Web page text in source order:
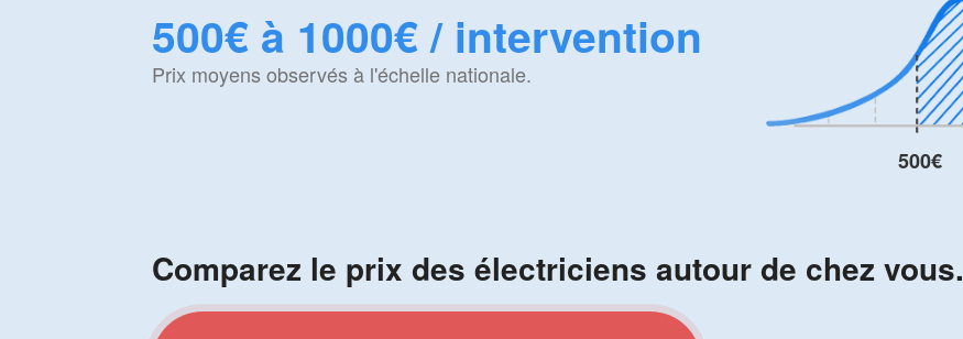
500€ à 1000€ / intervention
Prix moyens observés à l'échelle nationale.
500€
Comparez le prix des électriciens autour de chez vous.